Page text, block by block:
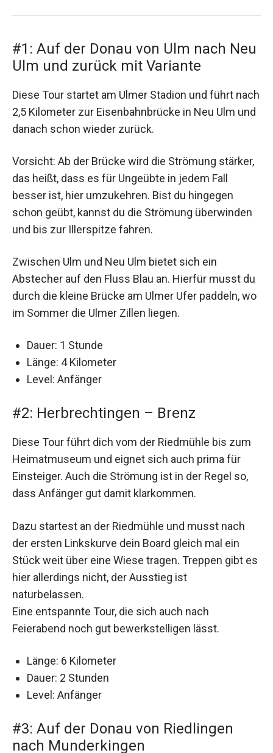
#1: Auf der Donau von Ulm nach Neu
Ulm und zurück mit Variante
Diese Tour startet am Ulmer Stadion und führt nach
2,5 Kilometer zur Eisenbahnbrücke in Neu Ulm und
danach schon wieder zurück.
Vorsicht: Ab der Brücke wird die Strömung stärker,
das heißt, dass es für Ungeübte in jedem Fall
besser ist, hier umzukehren. Bist du hingegen
schon geübt, kannst du die Strömung überwinden
und bis zur Illerspitze fahren.
Zwischen Ulm und Neu Ulm bietet sich ein
Abstecher auf den Fluss Blau an. Hierfür musst du
durch die kleine Brücke am Ulmer Ufer paddeln, wo
im Sommer die Ulmer Zillen liegen.
Dauer: 1 Stunde
Länge: 4 Kilometer
Level: Anfänger
#2: Herbrechtingen – Brenz
Diese Tour führt dich vom der Riedmühle bis zum
Heimatmuseum und eignet sich auch prima für
Einsteiger. Auch die Strömung ist in der Regel so,
dass Anfänger gut damit klarkommen.
Dazu startest an der Riedmühle und musst nach
der ersten Linkskurve dein Board gleich mal ein
Stück weit über eine Wiese tragen. Treppen gibt es
hier allerdings nicht, der Ausstieg ist
naturbelassen.
Eine entspannte Tour, die sich auch nach
Feierabend noch gut bewerkstelligen lässt.
Länge: 6 Kilometer
Dauer: 2 Stunden
Level: Anfänger
#3: Auf der Donau von Riedlingen
nach Munderkingen